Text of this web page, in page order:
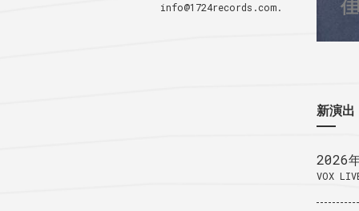
info@1724records.com.
新演出
2026
VOX